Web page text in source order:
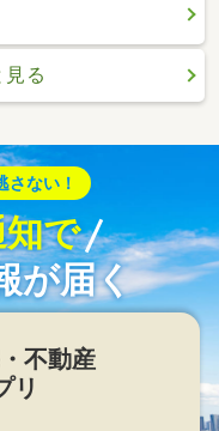
見る
さない！
で
が届く
不動産
リ